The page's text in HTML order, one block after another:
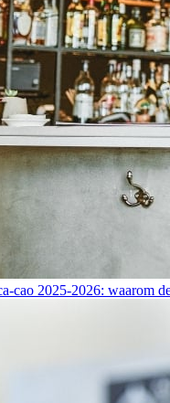
cao 2025-2026: waarom